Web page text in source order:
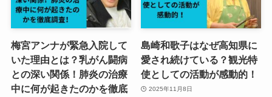
梅宮アンナが緊急入院して
いた理由とは？乳がん闘病
との深い関係！肺炎の治療
中に何が起きたのかを徹底
島崎和歌子はなぜ高知県に
愛され続けている？観光特
使としての活動が感動的！
2025年11月8日